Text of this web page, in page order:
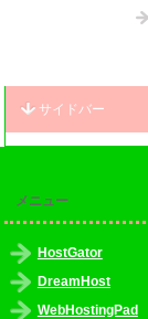
サイドバー
メニュー
HostGator
DreamHost
WebHostingPad